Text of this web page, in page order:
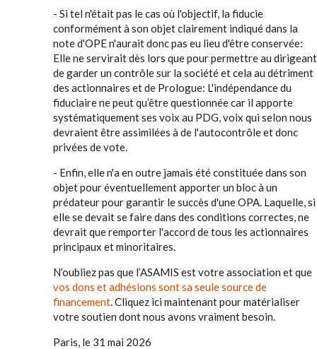
- Si tel n'était pas le cas où l'objectif, la fiducie
conformément à son objet clairement indiqué dans la
note d'OPE n'aurait donc pas eu lieu d'être conservée:
Elle ne servirait dès lors que pour permettre au dirigeant
de garder un contrôle sur la société et cela au détriment
des actionnaires et de Prologue: L'indépendance du
fiduciaire ne peut qu’être questionnée car il apporte
systématiquement ses voix au PDG, voix qui selon nous
devraient être assimilées à de l'autocontrôle et donc
privées de vote.
- Enfin, elle n'a en outre jamais été constituée dans son
objet pour éventuellement apporter un bloc à un
prédateur pour garantir le succès d'une OPA. Laquelle, si
elle se devait se faire dans des conditions correctes, ne
devrait que remporter l'accord de tous les actionnaires
principaux et minoritaires.
N’oubliez pas que l’ASAMIS est votre association et que
vos dons et adhésions sont sa seule source de
financement. Cliquez ici maintenant pour matérialiser
votre soutien dont nous avons vraiment besoin.
Paris, le 31 mai 2026